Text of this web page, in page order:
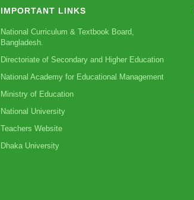
IMPORTANT LINKS
National Curriculum & Textbook Board,
Bangladesh.
Directoriate of Secondary and Higher Education
National Academy for Educational Management
Ministry of Education
National University
Teachers Website
Dhaka University